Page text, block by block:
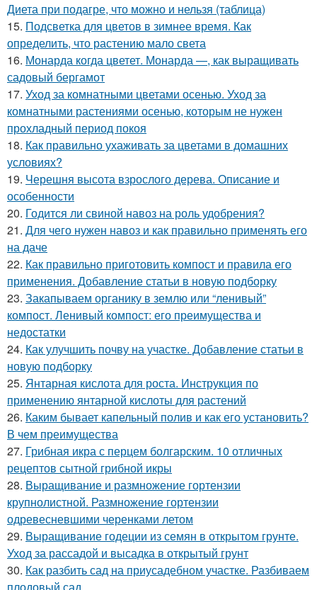
Диета при подагре, что можно и нельзя (таблица)
15. Подсветка для цветов в зимнее время. Как
определить, что растению мало света
16. Монарда когда цветет. Монарда —, как выращивать
садовый бергамот
17. Уход за комнатными цветами осенью. Уход за
комнатными растениями осенью, которым не нужен
прохладный период покоя
18. Как правильно ухаживать за цветами в домашних
условиях?
19. Черешня высота взрослого дерева. Описание и
особенности
20. Годится ли свиной навоз на роль удобрения?
21. Для чего нужен навоз и как правильно применять его
на даче
22. Как правильно приготовить компост и правила его
применения. Добавление статьи в новую подборку
23. Закапываем органику в землю или “ленивый”
компост. Ленивый компост: его преимущества и
недостатки
24. Как улучшить почву на участке. Добавление статьи в
новую подборку
25. Янтарная кислота для роста. Инструкция по
применению янтарной кислоты для растений
26. Каким бывает капельный полив и как его установить?
В чем преимущества
27. Грибная икра с перцем болгарским. 10 отличных
рецептов сытной грибной икры
28. Выращивание и размножение гортензии
крупнолистной. Размножение гортензии
одревесневшими черенками летом
29. Выращивание годеции из семян в открытом грунте.
Уход за рассадой и высадка в открытый грунт
30. Как разбить сад на приусадебном участке. Разбиваем